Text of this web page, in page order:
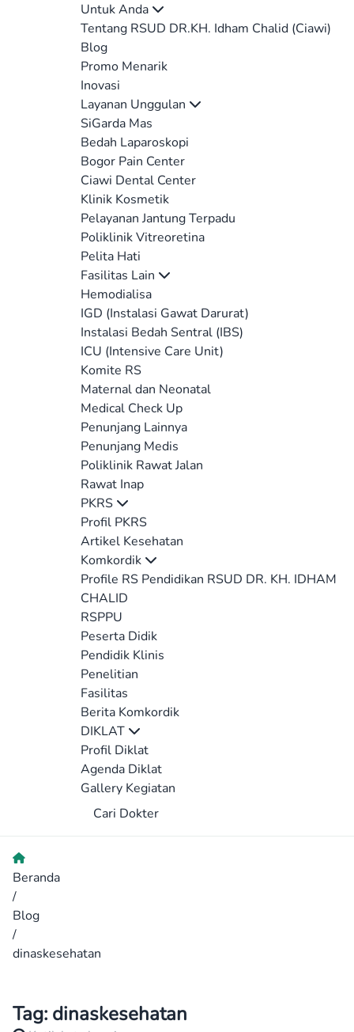
Untuk Anda
Tentang RSUD DR.KH. Idham Chalid (Ciawi)
Blog
Promo Menarik
Inovasi
Layanan Unggulan
SiGarda Mas
Bedah Laparoskopi
Bogor Pain Center
Ciawi Dental Center
Klinik Kosmetik
Pelayanan Jantung Terpadu
Poliklinik Vitreoretina
Pelita Hati
Fasilitas Lain
Hemodialisa
IGD (Instalasi Gawat Darurat)
Instalasi Bedah Sentral (IBS)
ICU (Intensive Care Unit)
Komite RS
Maternal dan Neonatal
Medical Check Up
Penunjang Lainnya
Penunjang Medis
Poliklinik Rawat Jalan
Rawat Inap
PKRS
Profil PKRS
Artikel Kesehatan
Komkordik
Profile RS Pendidikan RSUD DR. KH. IDHAM
CHALID
RSPPU
Peserta Didik
Pendidik Klinis
Penelitian
Fasilitas
Berita Komkordik
DIKLAT
Profil Diklat
Agenda Diklat
Gallery Kegiatan
Cari Dokter
Beranda
/
Blog
/
dinaskesehatan
Tag: dinaskesehatan